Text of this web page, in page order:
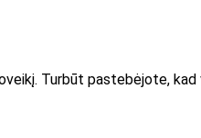
Turbūt pastebėjote, kad